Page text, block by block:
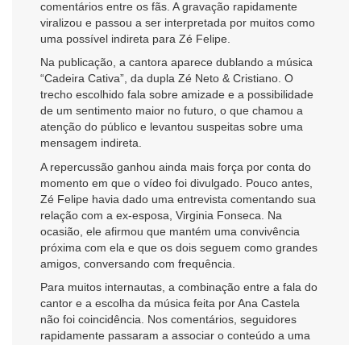
comentários entre os fãs. A gravação rapidamente
viralizou e passou a ser interpretada por muitos como
uma possível indireta para Zé Felipe.
Na publicação, a cantora aparece dublando a música
“Cadeira Cativa”, da dupla Zé Neto & Cristiano. O
trecho escolhido fala sobre amizade e a possibilidade
de um sentimento maior no futuro, o que chamou a
atenção do público e levantou suspeitas sobre uma
mensagem indireta.
A repercussão ganhou ainda mais força por conta do
momento em que o vídeo foi divulgado. Pouco antes,
Zé Felipe havia dado uma entrevista comentando sua
relação com a ex-esposa, Virginia Fonseca. Na
ocasião, ele afirmou que mantém uma convivência
próxima com ela e que os dois seguem como grandes
amigos, conversando com frequência.
Para muitos internautas, a combinação entre a fala do
cantor e a escolha da música feita por Ana Castela
não foi coincidência. Nos comentários, seguidores
rapidamente passaram a associar o conteúdo a uma